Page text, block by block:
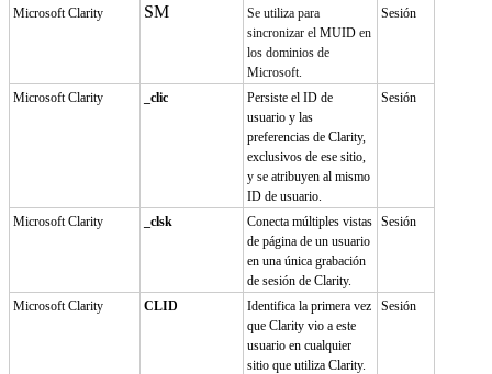
Microsoft Clarity SM
Se utiliza para
sincronizar el MUIDen
los dominios de
Microsoft.
Sesión
Microsoft Clarity _clic
Persiste el ID de
usuario y las
preferencias de Clarity,
exclusivos de ese sitio,
y se atribuyen al mismo
ID de usuario.
Sesión
Microsoft Clarity _clsk
Conecta múltiples vistas
de página de un usuario
en una única grabación
de sesión de Clarity.
Sesión
Microsoft Clarity CLID
Identifica la primera vez
que Clarity vio a este
usuario en cualquier
sitio que utiliza Clarity.
Sesión